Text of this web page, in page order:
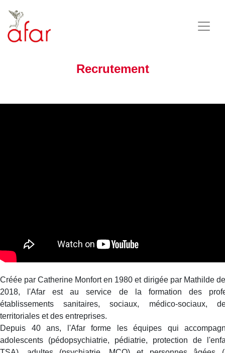
Recrutement
Créée par Catherine Monfort en 1980 et dirigée par Mathilde
2018, l'Afar est au service de la formation des
établissements sanitaires, sociaux, médico-sociaux,
territoriales et des entreprises.
Depuis 40 ans, l'Afar forme les équipes qui
adolescents (pédopsychiatrie, pédiatrie, protection de